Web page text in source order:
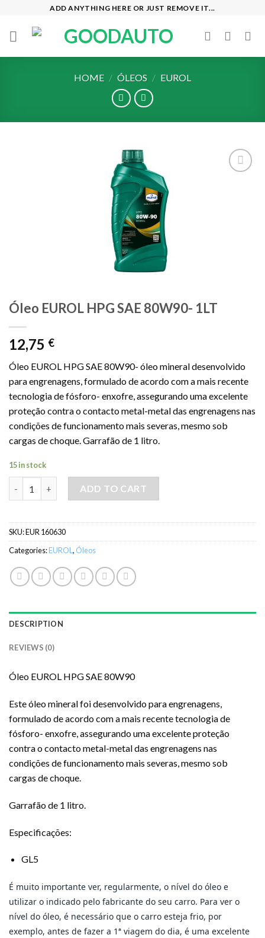
content
ADD ANYTHING HERE OR JUST REMOVE IT...
HOME / ÓLEOS / EUROL
Óleo EUROL HPG SAE 80W90- 1LT
12,75 €
Óleo EUROL HPG SAE 80W90- óleo mineral desenvolvido
para engrenagens, formulado de acordo com a mais recente
tecnologia de fósforo- enxofre, assegurando uma excelente
proteção contra o contacto metal-metal das engrenagens nas
condições de funcionamento mais severas, mesmo sob
cargas de choque. Garrafão de 1 litro.
15 in stock
ADD TO CART
SKU:EUR 160630
Categories:EUROL, Óleos
DESCRIPTION
REVIEWS (0)
Óleo EUROL HPG SAE 80W90
Este óleo mineral foi desenvolvido para engrenagens,
formulado de acordo com a mais recente tecnologia de
fósforo- enxofre, assegurando uma excelente proteção
contra o contacto metal-metal das engrenagens nas
condições de funcionamento mais severas, mesmo sob
cargas de choque.
Garrafão de 1 litro.
Especificações:
GL5
É muito importante ver, regularmente, o nível do óleo e
utilizar o indicado pelo fabricante do seu carro. Para ver o
nível do óleo, é necessário que o carro esteja frio, por
exemplo, antes de fazer a 1ª viagem do dia, é uma excelente